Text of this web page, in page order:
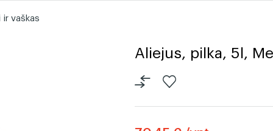
vaškas
Aliejus, pilka, 5l,